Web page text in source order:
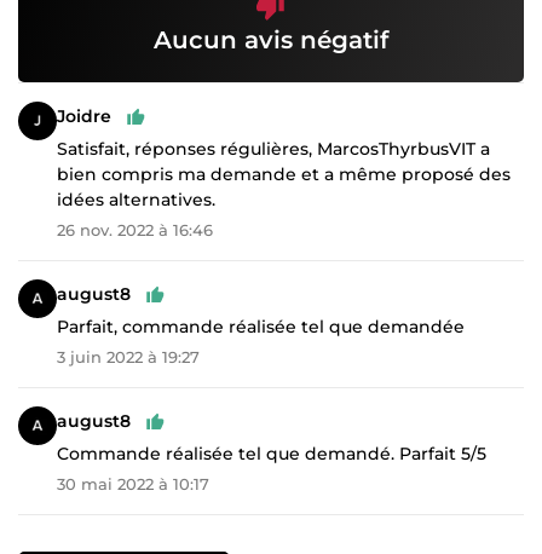
Aucun avis négatif
Joidre
Satisfait, réponses régulières, MarcosThyrbusVIT a
bien compris ma demande et a même proposé des
idées alternatives.
26 nov. 2022 à 16:46
august8
Parfait, commande réalisée tel que demandée
3 juin 2022 à 19:27
august8
Commande réalisée tel que demandé. Parfait 5/5
30 mai 2022 à 10:17